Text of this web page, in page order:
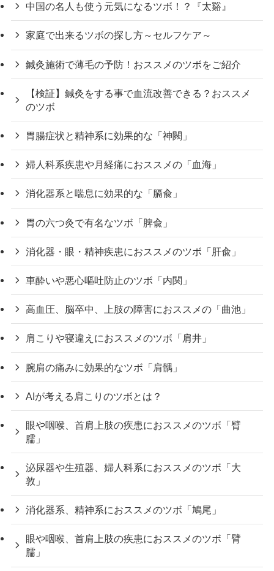
中国の名人も使う元気になるツボ！？『太谿』
家庭で出来るツボの探し方～セルフケア～
鍼灸施術で薄毛の予防！おススメのツボをご紹介
【検証】鍼灸をする事で血流改善できる？おススメ
のツボ
胃腸症状と精神系に効果的な「神闕」
婦人科系疾患や月経痛におススメの「血海」
消化器系と喘息に効果的な「膈兪」
胃の六つ灸で有名なツボ「脾兪」
消化器・眼・精神疾患におススメのツボ「肝兪」
車酔いや悪心嘔吐防止のツボ「内関」
高血圧、脳卒中、上肢の障害におススメの「曲池」
肩こりや寝違えにおススメのツボ「肩井」
腕肩の痛みに効果的なツボ「肩髃」
AIが考える肩こりのツボとは？
眼や咽喉、首肩上肢の疾患におススメのツボ「臂
臑」
泌尿器や生殖器、婦人科系におススメのツボ「大
敦」
消化器系、精神系におススメのツボ「鳩尾」
眼や咽喉、首肩上肢の疾患におススメのツボ「臂
臑」